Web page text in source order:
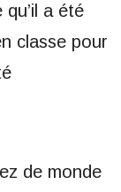
a été
classe pour
de monde